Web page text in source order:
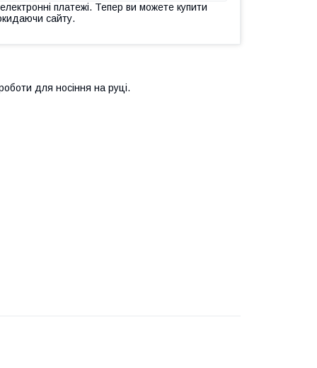
платежі. Тепер ви можете купити
сайту.
для носіння на руці.